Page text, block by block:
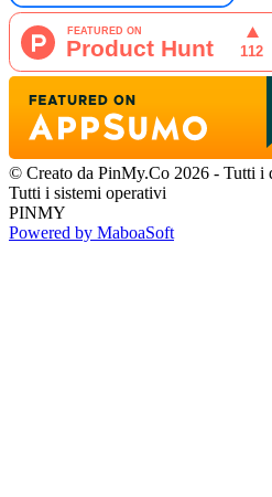
© Creato da PinMy.Co 2026 - Tutti i
Tutti i sistemi operativi
PINMY
Powered by MaboaSoft